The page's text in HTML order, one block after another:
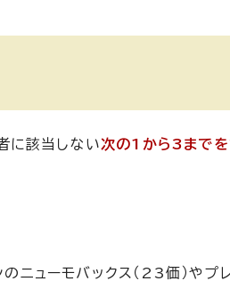
に該当しない次の1から3まで
ニューモバックス（23価）やプ